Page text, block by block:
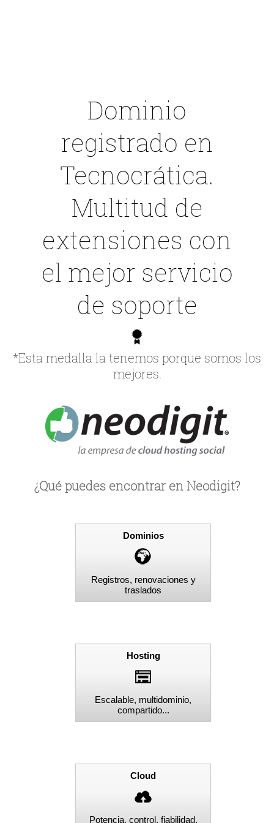
Dominio
registrado en
Tecnocrática.
Multitud de
extensiones con
el mejor servicio
de soporte
*Esta medalla la tenemos porque somos los
mejores.
¿Qué puedes encontrar en Neodigit?
Dominios
Registros, renovaciones y
traslados
Hosting
Escalable, multidominio,
compartido...
Cloud
Potencia, control, fiabilidad,